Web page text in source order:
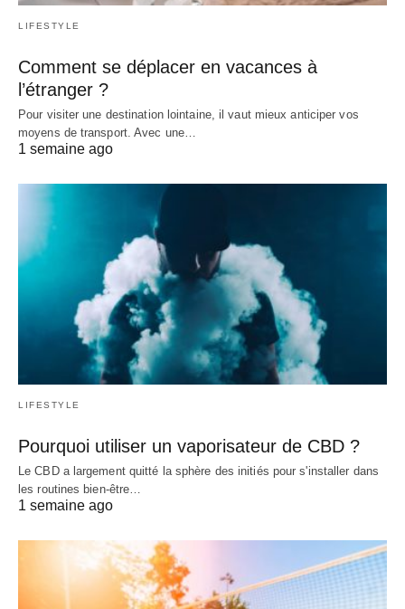
LIFESTYLE
Comment se déplacer en vacances à
l’étranger ?
Pour visiter une destination lointaine, il vaut mieux anticiper vos
moyens de transport. Avec une…
1 semaine ago
LIFESTYLE
Pourquoi utiliser un vaporisateur de CBD ?
Le CBD a largement quitté la sphère des initiés pour s'installer dans
les routines bien-être…
1 semaine ago